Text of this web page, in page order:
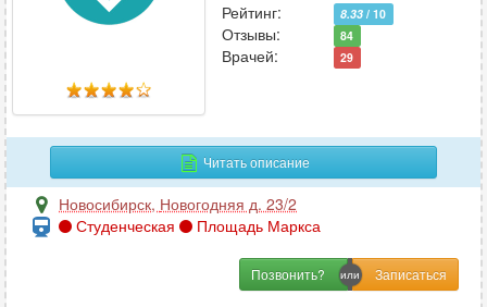
Рейтинг:
8.33 / 10
Отзывы: 84
Врачей: 29
Читать описание
Новосибирск, Новогодняя д. 23/2
Студенческая
Площадь Маркса
Позвонить?